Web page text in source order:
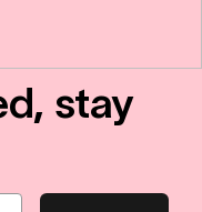
stay